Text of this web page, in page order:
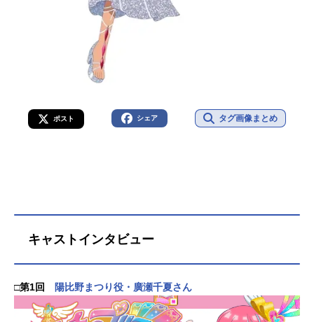
ポスト シェア タグ画像まとめ
キャストインタビュー
□第1回 陽比野まつり役・廣瀬千夏さん